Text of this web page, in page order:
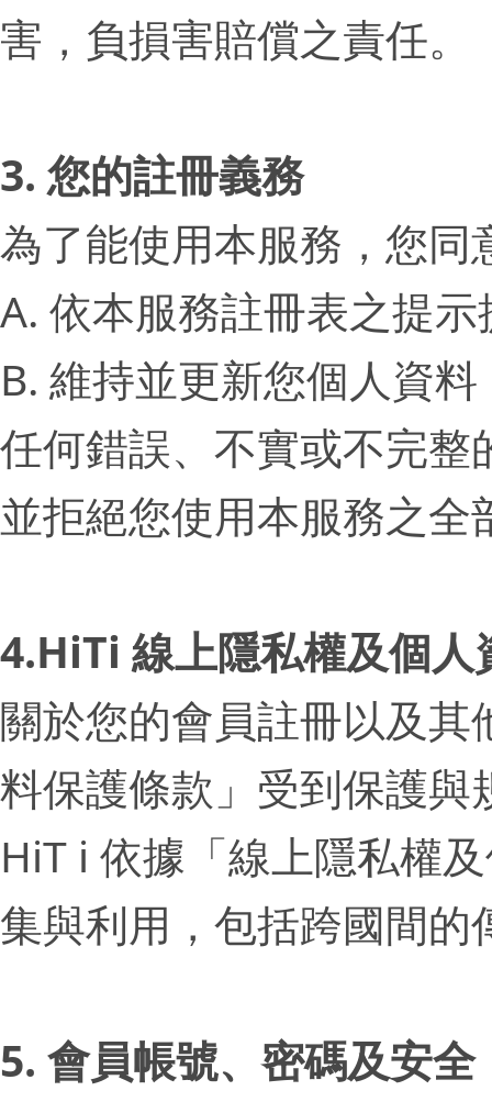
害，負損害賠償之責任。
3. 您的註冊義務
為了能使用本服務，您同
A. 依本服務註冊表之提
B. 維持並更新您個人資
任何錯誤、不實或不完
並拒絕您使用本服務之全
4.HiTi 線上隱私權及個人
關於您的會員註冊以及
料保護條款」受到保護
HiT i 依據「線上隱私權
集與利用，包括跨國間
5. 會員帳號、密碼及安全